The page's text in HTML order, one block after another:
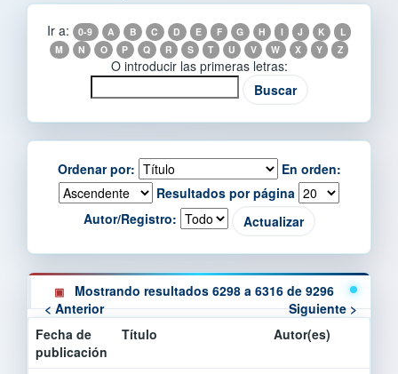
Ir a: 0-9 A B C D E F G H I J K
L
M
N O P Q R S T U V W X Y Z
O introducir las primeras letras:
Ordenar por:
En orden:
Resultados por página
Autor/Registro:
Mostrando resultados 6298 a 6316 de 9296
< Anterior
Siguiente >
Fecha de
publicación
Título Autor(es)